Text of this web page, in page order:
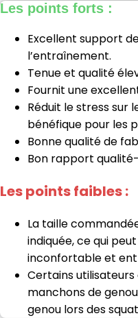
Les points forts :
Excellent support
l’entraînement.
Tenue et qualité
Fournit une
Réduit le stress sur
bénéfique pour les
Bonne qualité de
Bon rapport
Les points faibles :
La taille
indiquée, ce qui
inconfortable et
Certains
manchons de
genou lors des